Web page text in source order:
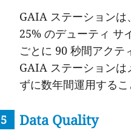
GAIA ステーションは
25% のデューティ サ
ごとに 90 秒間アクテ
GAIA ステーション
ずに数年間運用するこ
Data Quality